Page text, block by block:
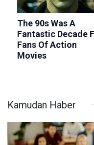
Kamudan Haber